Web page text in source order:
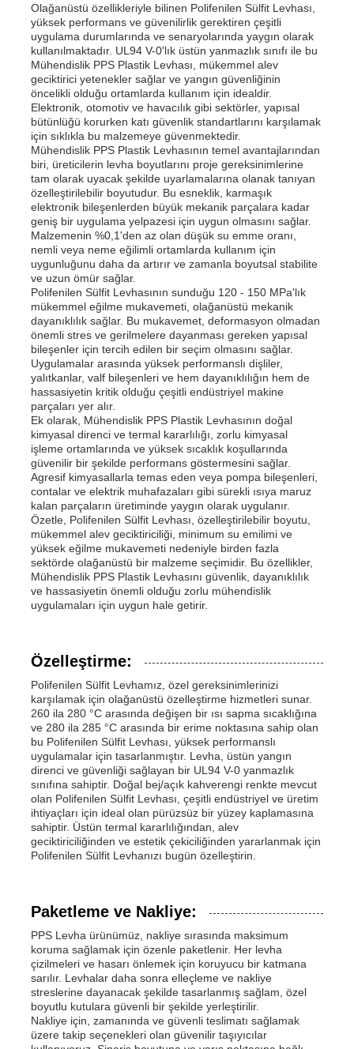
Olağanüstü özellikleriyle bilinen Polifenilen Sülfit Levhası,
yüksek performans ve güvenilirlik gerektiren çeşitli
uygulama durumlarında ve senaryolarında yaygın olarak
kullanılmaktadır. UL94 V-0'lık üstün yanmazlık sınıfı ile bu
Mühendislik PPS Plastik Levhası, mükemmel alev
geciktirici yetenekler sağlar ve yangın güvenliğinin
öncelikli olduğu ortamlarda kullanım için idealdir.
Elektronik, otomotiv ve havacılık gibi sektörler, yapısal
bütünlüğü korurken katı güvenlik standartlarını karşılamak
için sıklıkla bu malzemeye güvenmektedir.
Mühendislik PPS Plastik Levhasının temel avantajlarından
biri, üreticilerin levha boyutlarını proje gereksinimlerine
tam olarak uyacak şekilde uyarlamalarına olanak tanıyan
özelleştirilebilir boyutudur. Bu esneklik, karmaşık
elektronik bileşenlerden büyük mekanik parçalara kadar
geniş bir uygulama yelpazesi için uygun olmasını sağlar.
Malzemenin %0,1'den az olan düşük su emme oranı,
nemli veya neme eğilimli ortamlarda kullanım için
uygunluğunu daha da artırır ve zamanla boyutsal stabilite
ve uzun ömür sağlar.
Polifenilen Sülfit Levhasının sunduğu 120 - 150 MPa'lık
mükemmel eğilme mukavemeti, olağanüstü mekanik
dayanıklılık sağlar. Bu mukavemet, deformasyon olmadan
önemli stres ve gerilmelere dayanması gereken yapısal
bileşenler için tercih edilen bir seçim olmasını sağlar.
Uygulamalar arasında yüksek performanslı dişliler,
yalıtkanlar, valf bileşenleri ve hem dayanıklılığın hem de
hassasiyetin kritik olduğu çeşitli endüstriyel makine
parçaları yer alır.
Ek olarak, Mühendislik PPS Plastik Levhasının doğal
kimyasal direnci ve termal kararlılığı, zorlu kimyasal
işleme ortamlarında ve yüksek sıcaklık koşullarında
güvenilir bir şekilde performans göstermesini sağlar.
Agresif kimyasallarla temas eden veya pompa bileşenleri,
contalar ve elektrik muhafazaları gibi sürekli ısıya maruz
kalan parçaların üretiminde yaygın olarak uygulanır.
Özetle, Polifenilen Sülfit Levhası, özelleştirilebilir boyutu,
mükemmel alev geciktiriciliği, minimum su emilimi ve
yüksek eğilme mukavemeti nedeniyle birden fazla
sektörde olağanüstü bir malzeme seçimidir. Bu özellikler,
Mühendislik PPS Plastik Levhasını güvenlik, dayanıklılık
ve hassasiyetin önemli olduğu zorlu mühendislik
uygulamaları için uygun hale getirir.
Özelleştirme:
Polifenilen Sülfit Levhamız, özel gereksinimlerinizi
karşılamak için olağanüstü özelleştirme hizmetleri sunar.
260 ila 280 °C arasında değişen bir ısı sapma sıcaklığına
ve 280 ila 285 °C arasında bir erime noktasına sahip olan
bu Polifenilen Sülfit Levhası, yüksek performanslı
uygulamalar için tasarlanmıştır. Levha, üstün yangın
direnci ve güvenliği sağlayan bir UL94 V-0 yanmazlık
sınıfına sahiptir. Doğal bej/açık kahverengi renkte mevcut
olan Polifenilen Sülfit Levhası, çeşitli endüstriyel ve üretim
ihtiyaçları için ideal olan pürüzsüz bir yüzey kaplamasına
sahiptir. Üstün termal kararlılığından, alev
geciktiriciliğinden ve estetik çekiciliğinden yararlanmak için
Polifenilen Sülfit Levhanızı bugün özelleştirin.
Paketleme ve Nakliye:
PPS Levha ürünümüz, nakliye sırasında maksimum
koruma sağlamak için özenle paketlenir. Her levha
çizilmeleri ve hasarı önlemek için koruyucu bir katmana
sarılır. Levhalar daha sonra elleçleme ve nakliye
streslerine dayanacak şekilde tasarlanmış sağlam, özel
boyutlu kutulara güvenli bir şekilde yerleştirilir.
Nakliye için, zamanında ve güvenli teslimatı sağlamak
üzere takip seçenekleri olan güvenilir taşıyıcılar